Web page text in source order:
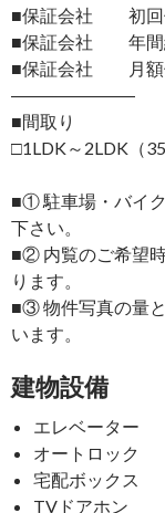
■保証会社 初回
■保証会社 年間
■保証会社 月額
―――――――
■間取り
□1LDK～2LDK（
■① 駐車場・バイ
下さい。
■② 内覧のご希望
ります。
■③ 物件写真の量
います。
建物設備
エレベーター
オートロック
宅配ボックス
TVドアホン